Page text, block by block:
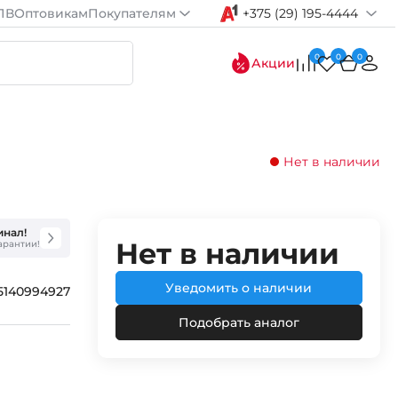
ОптовикамПокупателям +375 (29) 195-4444
Акции 0 0 0
Нет в наличии
Нет в наличии
Уведомить о наличии
Подобрать аналог